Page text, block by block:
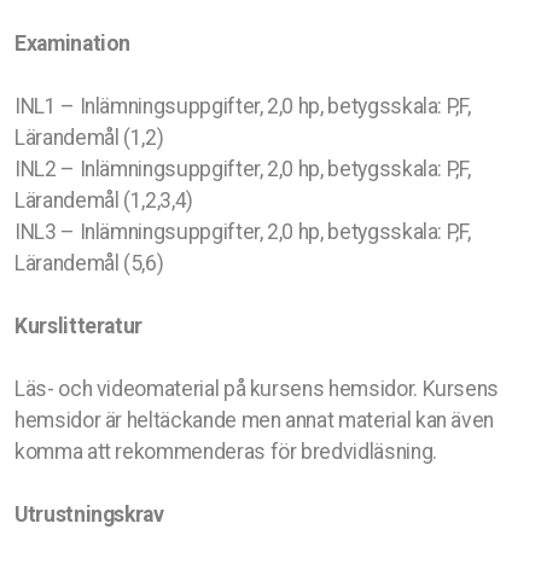
Examination
INL1 – Inlämningsuppgifter, 2,0 hp, betygsskala: P,F,
Lärandemål (1,2)
INL2 – Inlämningsuppgifter, 2,0 hp, betygsskala: P,F,
Lärandemål (1,2,3,4)
INL3 – Inlämningsuppgifter, 2,0 hp, betygsskala: P,F,
Lärandemål (5,6)
Kurslitteratur
Läs- och videomaterial på kursens hemsidor. Kursens
hemsidor är heltäckande men annat material kan även
komma att rekommenderas för bredvidläsning.
Utrustningskrav